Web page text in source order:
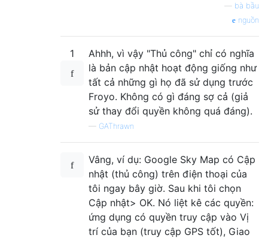
bà bầu
nguồn
1
Ahhh, vì vậy "Thủ công" chỉ có nghĩa
là bản cập nhật hoạt động giống như
tất cả những gì họ đã sử dụng trước
Froyo. Không có gì đáng sợ cả (giả
sử thay đổi quyền không quá đáng).
— GAThrawn
Vâng, ví dụ: Google Sky Map có Cập
nhật (thủ công) trên điện thoại của
tôi ngay bây giờ. Sau khi tôi chọn
Cập nhật> OK. Nó liệt kê các quyền:
ứng dụng có quyền truy cập vào Vị
trí của bạn (truy cập GPS tốt), Giao